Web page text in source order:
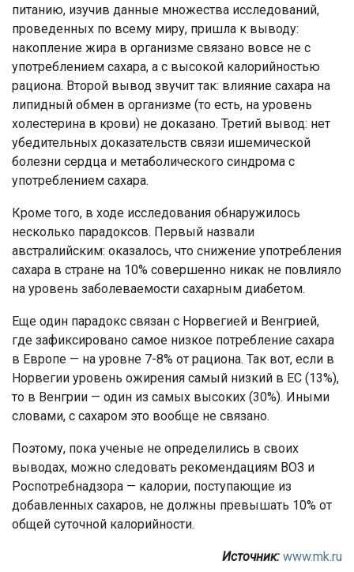
питанию, изучив данные множества исследований,
проведенных по всему миру, пришла к выводу:
накопление жира в организме связано вовсе не с
употреблением сахара, а с высокой калорийностью
рациона. Второй вывод звучит так: влияние сахара на
липидный обмен в организме (то есть, на уровень
холестерина в крови) не доказано. Третий вывод: нет
убедительных доказательств связи ишемической
болезни сердца и метаболического синдрома с
употреблением сахара.
Кроме того, в ходе исследования обнаружилось
несколько парадоксов. Первый назвали
австралийским: оказалось, что снижение употребления
сахара в стране на 10% совершенно никак не повлияло
на уровень заболеваемости сахарным диабетом.
Еще один парадокс связан с Норвегией и Венгрией,
где зафиксировано самое низкое потребление сахара
в Европе — на уровне 7-8% от рациона. Так вот, если в
Норвегии уровень ожирения самый низкий в ЕС (13%),
то в Венгрии — один из самых высоких (30%). Иными
словами, с сахаром это вообще не связано.
Поэтому, пока ученые не определились в своих
выводах, можно следовать рекомендациям ВОЗ и
Роспотребнадзора — калории, поступающие из
добавленных сахаров, не должны превышать 10% от
общей суточной калорийности.
Источник: www.mk.ru